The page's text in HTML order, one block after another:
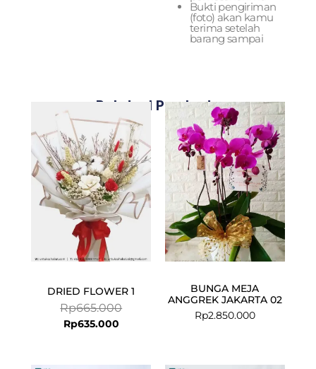
Bukti pengiriman
(foto) akan kamu
terima setelah
barang sampai
Related Products
DRIED FLOWER 1
Rp665.000
Original
price
was:
Rp665.000.
Rp635.000
Current
price
is:
Rp635.000.
BUNGA MEJA
ANGGREK JAKARTA 02
Rp2.850.000